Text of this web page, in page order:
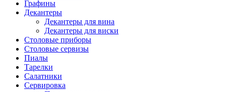
Графины
Декантеры
Декантеры для вина
Декантеры для виски
Столовые приборы
Столовые сервизы
Пиалы
Тарелки
Салатники
Сервировка